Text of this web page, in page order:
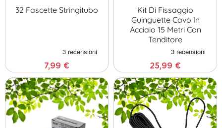
32 Fascette Stringitubo
7,99 €
Kit Di Fissaggio
Guinguette Cavo In
Acciaio 15 Metri Con
Tenditore
25,99 €